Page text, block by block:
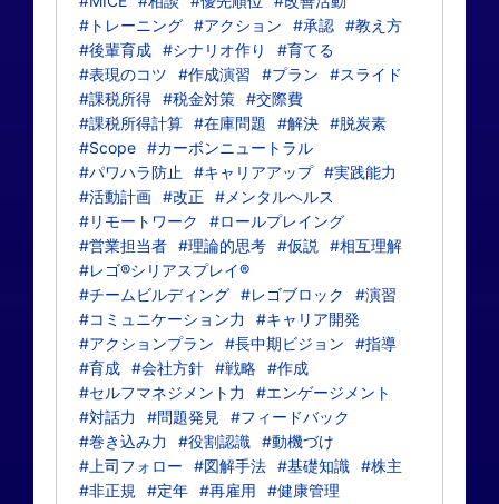
#トレーニング #アクション #承認 #教え方
#後輩育成 #シナリオ作り
#育てる
#表現のコツ
#作成演習 #プラン
#スライド
#課税所得 #税金対策 #交際費
#課税所得計算 #在庫問題 #解決 #脱炭素
#Scope #カーボンニュートラル
#パワハラ防止
#キャリアアップ #実践能力
#活動計画 #改正
#メンタルヘルス
#リモートワーク
#ロールプレイング
#営業担当者 #理論的思考 #仮説
#相互理解
#レゴ®シリアスプレイ®
#チームビルディング #レゴブロック
#演習
#コミュニケーション力
#キャリア開発
#アクションプラン
#長中期ビジョン
#指導
#育成 #会社方針 #戦略 #作成
#セルフマネジメント力
#エンゲージメント
#対話力
#問題発見
#フィードバック
#巻き込み力
#役割認識 #動機づけ
#上司フォロー
#図解手法 #基礎知識 #株主
#非正規
#定年 #再雇用
#健康管理